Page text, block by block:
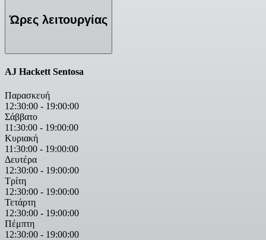
Ώρες λειτουργίας
AJ Hackett Sentosa
Παρασκευή
12:30:00 - 19:00:00
Σάββατο
11:30:00 - 19:00:00
Κυριακή
11:30:00 - 19:00:00
Δευτέρα
12:30:00 - 19:00:00
Τρίτη
12:30:00 - 19:00:00
Τετάρτη
12:30:00 - 19:00:00
Πέμπτη
12:30:00 - 19:00:00